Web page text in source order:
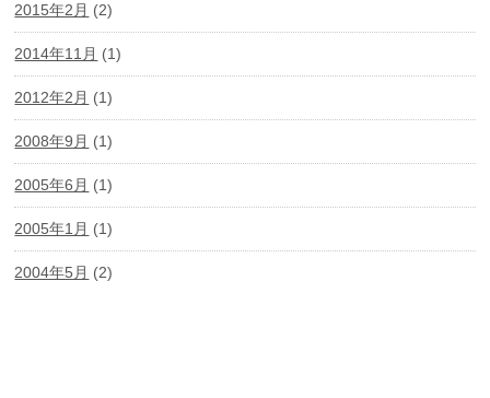
2015年2月 (2)
2014年11月 (1)
2012年2月 (1)
2008年9月 (1)
2005年6月 (1)
2005年1月 (1)
2004年5月 (2)